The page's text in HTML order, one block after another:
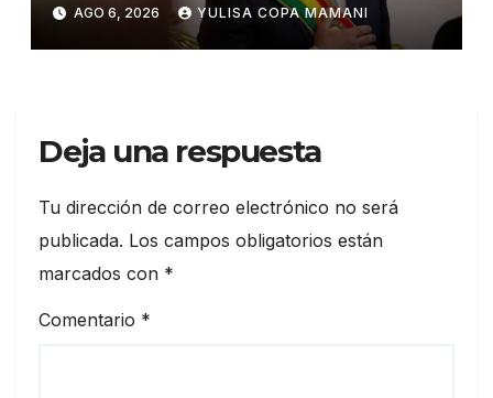
AGO 6, 2026 YULISA COPA MAMANI
Deja una respuesta
Tu dirección de correo electrónico no será
publicada. Los campos obligatorios están
marcados con *
Comentario *